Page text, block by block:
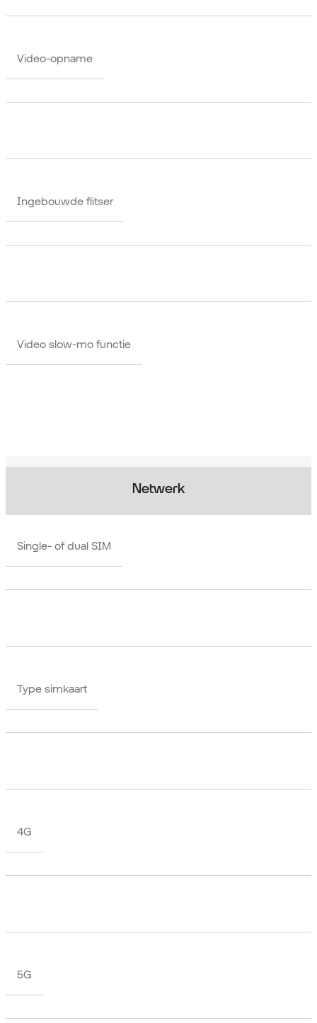
Video-opname
Ingebouwde flitser
Video slow-mo functie
Netwerk
Single- of dual SIM
Type simkaart
4G
5G